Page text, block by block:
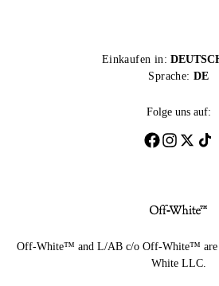
Einkaufen in:
Sprache: DE
Folge uns auf:
Off-White™ and L/AB c/o Off-White™ are
White LLC.